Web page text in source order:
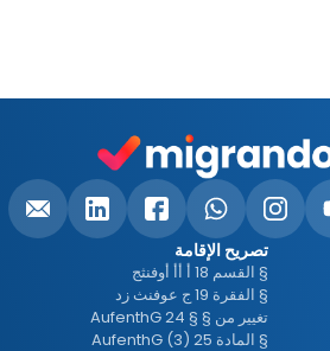
ي
د
ي تصريح الإقامة
§ القسم 18 أ أأ أوفنثج
§ الفقرة 19 ج عوفنث زد
تغيير من § § 24 AufenthG
§ المادة 25 (3) AufenthG